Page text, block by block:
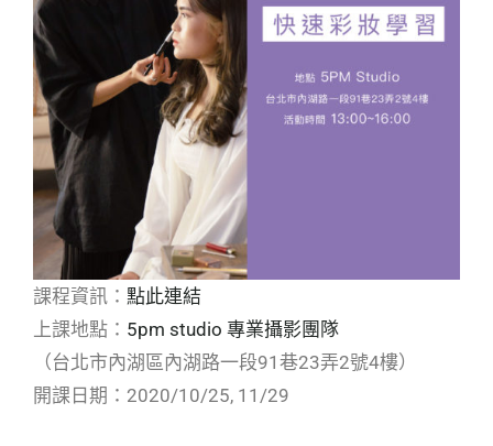
課程資訊： 點此連結
上課地點： 5pm studio 專業攝影團隊
（台北市內湖區內湖路一段91巷23弄2號4樓）
開課日期：2020/10/25, 11/29